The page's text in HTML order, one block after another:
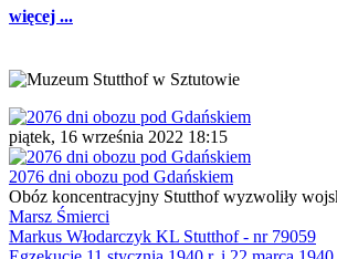
więcej ...
piątek, 16 września 2022 18:15
2076 dni obozu pod Gdańskiem
Obóz koncentracyjny Stutthof wyzwoliły
Marsz Śmierci
Markus Włodarczyk KL Stutthof - nr 79059